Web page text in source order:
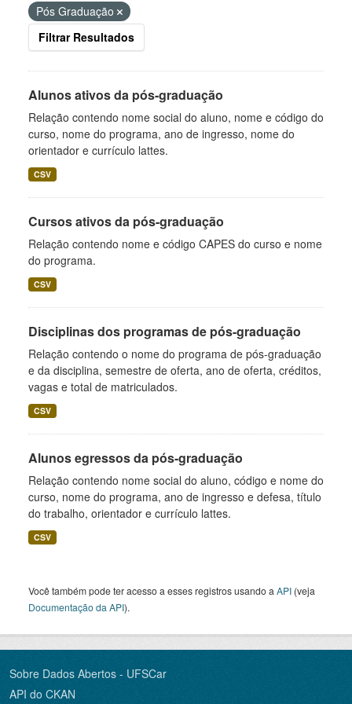
Pós Graduação
Filtrar Resultados
Alunos ativos da pós-graduação
Relação contendo nome social do aluno, nome e código do
curso, nome do programa, ano de ingresso, nome do
orientador e currículo lattes.
CSV
Cursos ativos da pós-graduação
Relação contendo nome e código CAPES do curso e nome
do programa.
CSV
Disciplinas dos programas de pós-graduação
Relação contendo o nome do programa de pós-graduação
e da disciplina, semestre de oferta, ano de oferta, créditos,
vagas e total de matriculados.
CSV
Alunos egressos da pós-graduação
Relação contendo nome social do aluno, código e nome do
curso, nome do programa, ano de ingresso e defesa, título
do trabalho, orientador e currículo lattes.
CSV
Você também pode ter acesso a esses registros usando a API (veja
Documentação da API).
Sobre Dados Abertos - UFSCar
API do CKAN